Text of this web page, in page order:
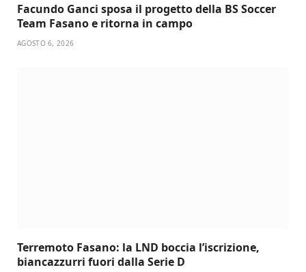
Facundo Ganci sposa il progetto della BS Soccer
Team Fasano e ritorna in campo
AGOSTO 6, 2026
Terremoto Fasano: la LND boccia l’iscrizione,
biancazzurri fuori dalla Serie D